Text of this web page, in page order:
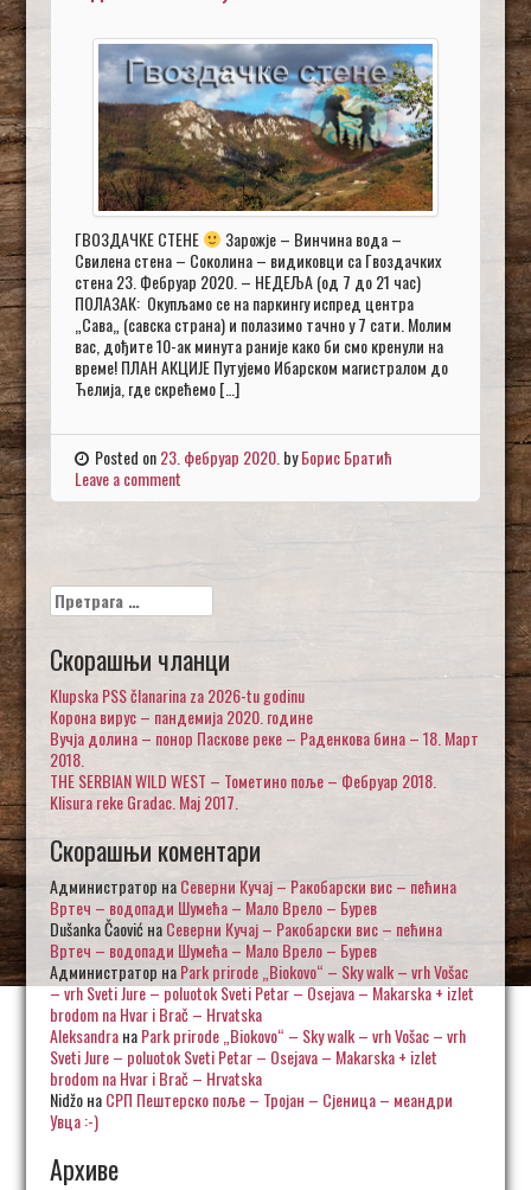
ГВОЗДАЧКЕ СТЕНЕ
Зарожје – Винчина вода –
Свилена стена – Соколина – видиковци са Гвоздачких
стена 23. Фебруар 2020. – НЕДЕЉА (од 7 до 21 час)
ПОЛАЗАК: Окупљамо се на паркингу испред центра
„Сава„ (савска страна) и полазимо тачно у 7 сати. Молим
вас, дођите 10-ак минута раније како би смо кренули на
време! ПЛАН АКЦИЈЕ Путујемо Ибарском магистралом до
Ћелија, где скрећемо […]
Posted on23. фебруар 2020. byБорис Братић
Leave a comment
Претрага
за:
Скорашњи чланци
Klupska PSS članarina za 2026-tu godinu
Корона вирус – пандемија 2020. године
Вучја долина – понор Паскове реке – Раденкова бина – 18. Март
2018.
THE SERBIAN WILD WEST – Тометино поље – Фебруар 2018.
Klisura reke Gradac. Maj 2017.
Скорашњи коментари
Администратор наСеверни Кучај – Ракобарски вис – пећина
Вртеч – водопади Шумећа – Мало Врело – Бурев
Dušanka ČaovićнаСеверни Кучај – Ракобарски вис – пећина
Вртеч – водопади Шумећа – Мало Врело – Бурев
Администратор наPark prirode „Biokovo“ – Sky walk – vrh Vošac
– vrh Sveti Jure – poluotok Sveti Petar – Osejava – Makarska + izlet
brodom na Hvar i Brač – Hrvatska
AleksandraнаPark prirode „Biokovo“ – Sky walk – vrh Vošac – vrh
Sveti Jure – poluotok Sveti Petar – Osejava – Makarska + izlet
brodom na Hvar i Brač – Hrvatska
NidžoнаСРП Пештерско поље – Тројан – Сјеница – меандри
Увца :-)
Архиве